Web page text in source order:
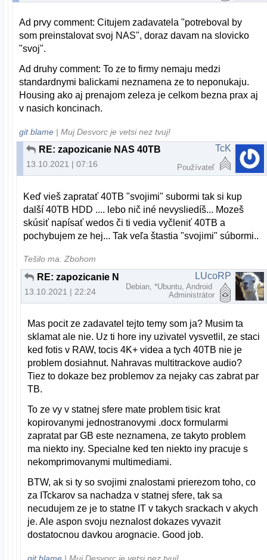
Ad prvy comment: Citujem zadavatela "potreboval by
som preinstalovat svoj NAS", doraz davam na slovicko
"svoj".
Ad druhy comment: To ze to firmy nemaju medzi
standardnymi balickami neznamena ze to neponukaju.
Housing ako aj prenajom zeleza je celkom bezna prax aj
v nasich koncinach.
git blame | Muj Desvorc je vetsi nez tvuj!
RE: zapozicanie NAS 40TB
13.10.2021 | 07:16
TcK
Používateľ
Keď vieš zapratať 40TB "svojimi" subormi tak si kup
další 40TB HDD .... lebo nič iné nevysliedíš... Mozeš
skúsiť napísať wedos či ti vedia vyčleniť 40TB a
pochybujem ze hej... Tak veľa štastia "svojimi" súbormi..
Tešilo ma. Zbohom
RE: zapozicanie NAS 40TB
13.10.2021 | 22:24
LUcoRP
Debian, *Ubuntu, Android
Administrátor
Mas pocit ze zadavatel tejto temy som ja? Musim ta
sklamat ale nie. Uz ti hore iny uzivatel vysvetlil, ze staci
ked fotis v RAW, tocis 4K+ videa a tych 40TB nie je
problem dosiahnut. Nahravas multitrackove audio?
Tiez to dokaze bez problemov za nejaky cas zabrat par
TB.
To ze vy v statnej sfere mate problem tisic krat
kopirovanymi jednostranovymi .docx formularmi
zapratat par GB este neznamena, ze takyto problem
ma niekto iny. Specialne ked ten niekto iny pracuje s
nekomprimovanymi multimediami.
BTW, ak si ty so svojimi znalostami prierezom toho, co
za ITckarov sa nachadza v statnej sfere, tak sa
necudujem ze je to statne IT v takych srackach v akych
je. Ale aspon svoju neznalost dokazes vyvazit
dostatocnou davkou arognacie. Good job.